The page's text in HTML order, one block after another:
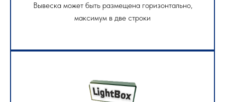
Вывеска может быть размещена горизонтально,
максимум в две строки